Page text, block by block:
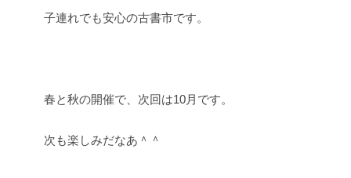
子連れでも安心の古書市です。
春と秋の開催で、次回は10月です。
次も楽しみだなあ＾＾